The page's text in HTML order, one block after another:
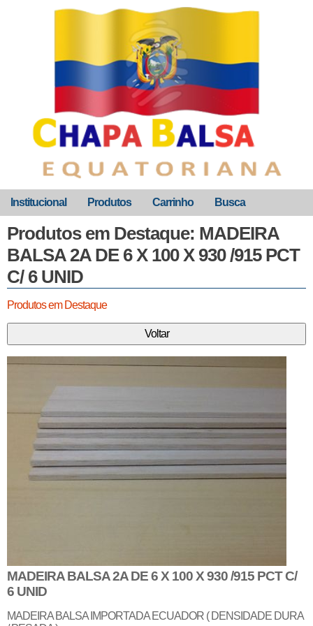
Institucional Produtos Carrinho Busca
Produtos em Destaque: MADEIRA
BALSA 2A DE 6 X 100 X 930 /915 PCT
C/ 6 UNID
Produtos em Destaque
MADEIRA BALSA 2A DE 6 X 100 X 930 /915 PCT C/
6 UNID
MADEIRA BALSA IMPORTADA ECUADOR ( DENSIDADE DURA